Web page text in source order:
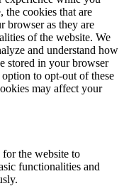
the cookies that are
browser as they are
of the website. We
and understand how
stored in your browser
to opt-out of these
may affect your
for the website to
functionalities and